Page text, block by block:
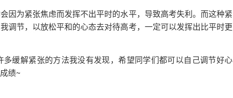
因为紧张焦虑而发挥不出平时的水平，导致高考失利。而这种紧
调节，以放松平和的心态去对待高考，一定可以发挥出比平时更
缓解紧张的方法我没有发现，希望同学们都可以自己调节好心
绩~